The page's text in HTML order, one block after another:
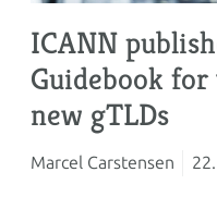
ICANN
Guidebook
new gTLDs
Marcel Carstensen